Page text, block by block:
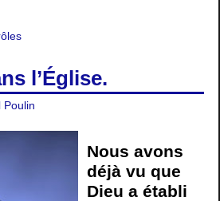
l’Église.
Poulin
Nous avons
déjà vu que
Dieu a établi